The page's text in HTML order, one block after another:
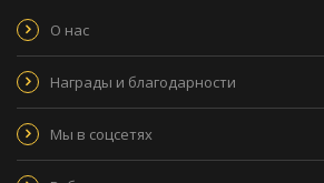
сектора Синодального Отдела по
вооруженными силами и
директором и председателем
«Православие и мир», руководителем
«Непридуманные рассказы о войне»,
России, автором программы «Старое
О нас
Награды и благодарности
Мы в соцсетях